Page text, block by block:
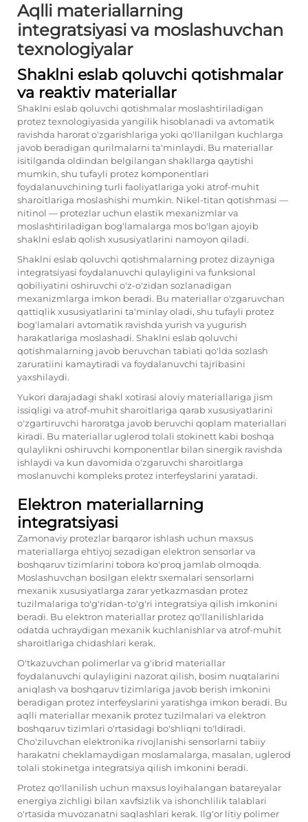
Aqlli materiallarning
integratsiyasi va moslashuvchan
texnologiyalar
Shaklni eslab qoluvchi qotishmalar
va reaktiv materiallar
Shaklni eslab qoluvchi qotishmalar moslashtiriladigan
protez texnologiyasida yangilik hisoblanadi va avtomatik
ravishda harorat o'zgarishlariga yoki qo'llanilgan kuchlarga
javob beradigan qurilmalarni ta'minlaydi. Bu materiallar
isitilganda oldindan belgilangan shakllarga qaytishi
mumkin, shu tufayli protez komponentlari
foydalanuvchining turli faoliyatlariga yoki atrof-muhit
sharoitlariga moslashishi mumkin. Nikel-titan qotishmasi —
nitinol — protezlar uchun elastik mexanizmlar va
moslashtiriladigan bog'lamalarga mos bo'lgan ajoyib
shaklni eslab qolish xususiyatlarini namoyon qiladi.
Shaklni eslab qoluvchi qotishmalarning protez dizayniga
integratsiyasi foydalanuvchi qulayligini va funksional
qobiliyatini oshiruvchi o'z-o'zidan sozlanadigan
mexanizmlarga imkon beradi. Bu materiallar o'zgaruvchan
qattiqlik xususiyatlarini ta'minlay oladi, shu tufayli protez
bog'lamalari avtomatik ravishda yurish va yugurish
harakatlariga moslashadi. Shaklni eslab qoluvchi
qotishmalarning javob beruvchan tabiati qo'lda sozlash
zaruratiini kamaytiradi va foydalanuvchi tajribasini
yaxshilaydi.
Yukori darajadagi shakl xotirasi aloviy materiallariga jism
issiqligi va atrof-muhit sharoitlariga qarab xususiyatlarini
o'zgartiruvchi haroratga javob beruvchi qoplam materiallari
kiradi. Bu materiallar uglerod tolali stokinett kabi boshqa
qulaylikni oshiruvchi komponentlar bilan sinergik ravishda
ishlaydi va kun davomida o'zgaruvchi sharoitlarga
moslanuvchi kompleks protez interfeyslarini yaratadi.
Elektron materiallarning
integratsiyasi
Zamonaviy protezlar barqaror ishlash uchun maxsus
materiallarga ehtiyoj sezadigan elektron sensorlar va
boshqaruv tizimlarini tobora ko'proq jamlab olmoqda.
Moslashuvchan bosilgan elektr sxemalari sensorlarni
mexanik xususiyatlarga zarar yetkazmasdan protez
tuzilmalariga to'g'ridan-to'g'ri integratsiya qilish imkonini
beradi. Bu elektron materiallar protez qo'llanilishlarida
odatda uchraydigan mexanik kuchlanishlar va atrof-muhit
sharoitlariga chidashlari kerak.
O'tkazuvchan polimerlar va g'ibrid materiallar
foydalanuvchi qulayligini nazorat qilish, bosim nuqtalarini
aniqlash va boshqaruv tizimlariga javob berish imkonini
beradigan protez interfeyslarini yaratishga imkon beradi. Bu
aqlli materiallar mexanik protez tuzilmalari va elektron
boshqaruv tizimlari o'rtasidagi bo'shliqni to'ldiradi.
Cho'ziluvchan elektronika rivojlanishi sensorlarni tabiiy
harakatni cheklamaydigan moslamalarga, masalan, uglerod
tolali stokinetga integratsiya qilish imkonini beradi.
Protez qo'llanilish uchun maxsus loyihalangan batareyalar
energiya zichligi bilan xavfsizlik va ishonchlilik talablari
o'rtasida muvozanatni saqlashlari kerak. Ilg'or litiy polimer